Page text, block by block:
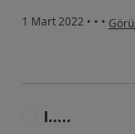
1 Mart 2022 • • •
l.....